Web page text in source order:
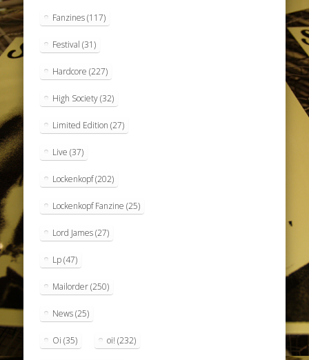
Fanzines(117)
Festival (31)
Hardcore (227)
High Society(32)
Limited Edition (27)
Live (37)
Lockenkopf(202)
Lockenkopf Fanzine (25)
Lord James(27)
Lp(47)
Mailorder(250)
News(25)
Oi (35) oi! (232)